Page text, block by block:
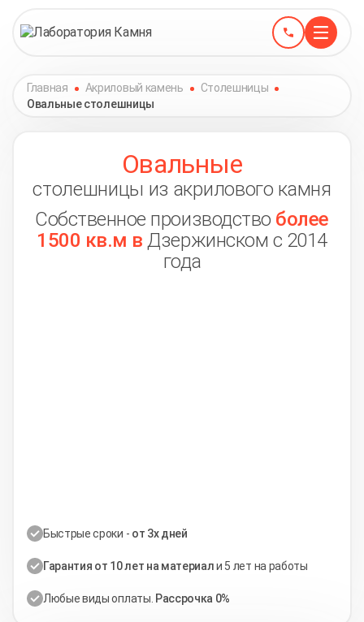
Главная Акриловый камень
Столешницы
Овальные столешницы
Овальные
столешницы из акрилового камня
Собственное производство более
1500 кв.м в Дзержинском с 2014
года
Быстрые сроки - от 3х дней
Гарантия от 10 лет на материали 5 лет на работы
Любые виды оплаты. Рассрочка 0%